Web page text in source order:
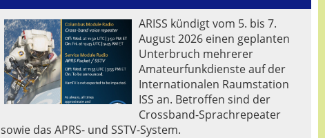
ARISS kündigt vom 5. bis 7.
August 2026 einen geplanten
Unterbruch mehrerer
Amateurfunkdienste auf der
Internationalen Raumstation
ISS an. Betroffen sind der
Crossband-Sprachrepeater
sowie das APRS- und SSTV-System.